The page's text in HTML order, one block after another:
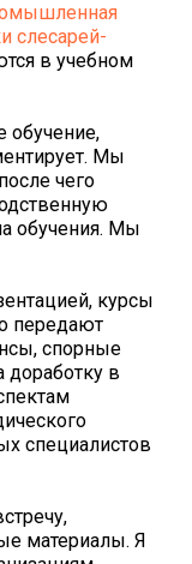
слесарей-
в учебном
обучение,
Мы
чего
обучения. Мы
курсы
передают
спорные
в
специалистов
материалы. Я